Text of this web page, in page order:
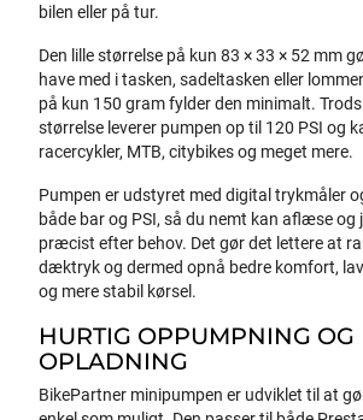
bilen eller på tur.
Den lille størrelse på kun 83 × 33 × 52 mm
have med i tasken, sadeltasken eller
på kun 150 gram fylder den minimalt.
størrelse leverer pumpen op til 120 PSI og
racercykler, MTB, citybikes og meget mere.
Pumpen er udstyret med digital trykmåler
både bar og PSI, så du nemt kan aflæse og
præcist efter behov. Det gør det lettere at
dæktryk og dermed opnå bedre komfort,
og mere stabil kørsel.
HURTIG OPPUMPNING OG
OPLADNING
BikePartner minipumpen er udviklet til at